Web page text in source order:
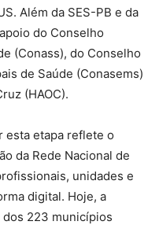
Além da SES-PB e da
do Conselho
(Conass), do Conselho
de Saúde (Conasems)
(HAOC).
esta etapa reflete o
da Rede Nacional de
unidades e
digital. Hoje, a
dos 223 municípios